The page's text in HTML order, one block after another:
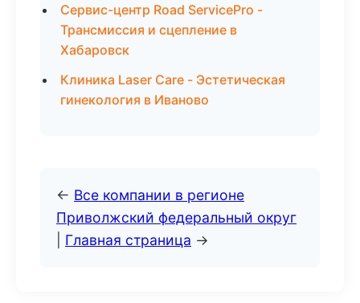
Сервис-центр Road ServicePro -
Трансмиссия и сцепление в
Хабаровск
Клиника Laser Care - Эстетическая
гинекология в Иваново
← Все компании в регионе
Приволжский федеральный округ
Главная страница →